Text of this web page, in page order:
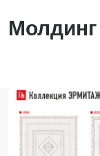
Молдинг